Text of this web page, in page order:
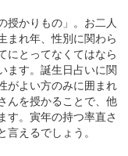
授かりもの」。お二人
まれ年、性別に関わら
にとってなくてはなら
ます。誕生日占いに関
がよい方のみに囲まれ
んを授かることで、他
す。寅年の持つ率直さ
えるでしょう。